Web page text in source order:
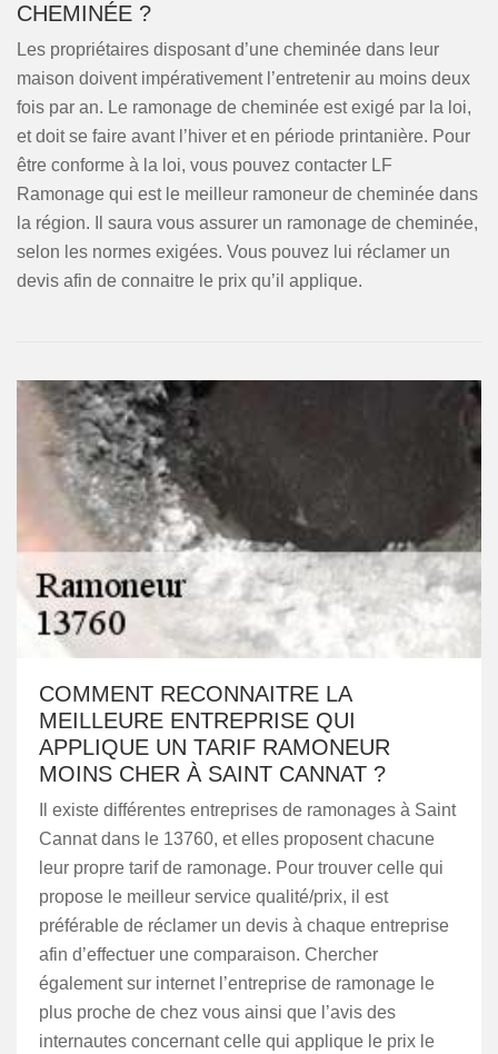
CHEMINÉE ?
Les propriétaires disposant d’une cheminée dans leur
maison doivent impérativement l’entretenir au moins deux
fois par an. Le ramonage de cheminée est exigé par la loi,
et doit se faire avant l’hiver et en période printanière. Pour
être conforme à la loi, vous pouvez contacter LF
Ramonage qui est le meilleur ramoneur de cheminée dans
la région. Il saura vous assurer un ramonage de cheminée,
selon les normes exigées. Vous pouvez lui réclamer un
devis afin de connaitre le prix qu’il applique.
COMMENT RECONNAITRE LA
MEILLEURE ENTREPRISE QUI
APPLIQUE UN TARIF RAMONEUR
MOINS CHER À SAINT CANNAT ?
Il existe différentes entreprises de ramonages à Saint
Cannat dans le 13760, et elles proposent chacune
leur propre tarif de ramonage. Pour trouver celle qui
propose le meilleur service qualité/prix, il est
préférable de réclamer un devis à chaque entreprise
afin d’effectuer une comparaison. Chercher
également sur internet l’entreprise de ramonage le
plus proche de chez vous ainsi que l’avis des
internautes concernant celle qui applique le prix le